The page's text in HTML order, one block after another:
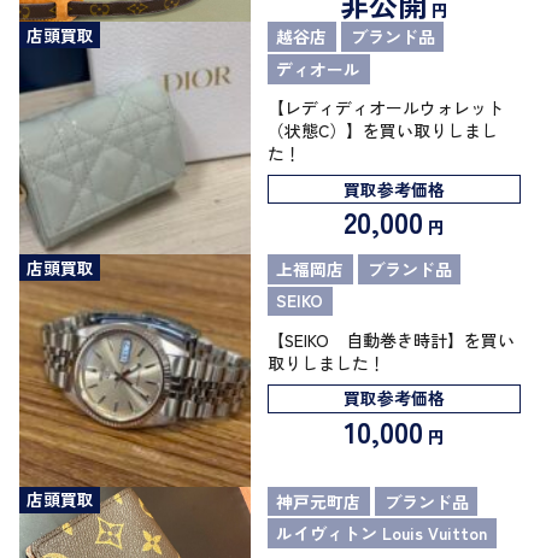
円
店頭買取
越谷店
ブランド品
ディオール
【レディディオールウォレット
（状態C）】を買い取りしまし
た！
買取参考価格
20,000 円
店頭買取
上福岡店
ブランド品
SEIKO
【SEIKO 自動巻き時計】を買い
取りしました！
買取参考価格
10,000 円
店頭買取 神戸元町店
ブランド品
ルイヴィトン Louis Vuitton